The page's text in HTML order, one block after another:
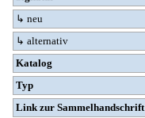
↳ neu
↳ alternativ
Katalog
Typ
Link zur Sammelhandschrift